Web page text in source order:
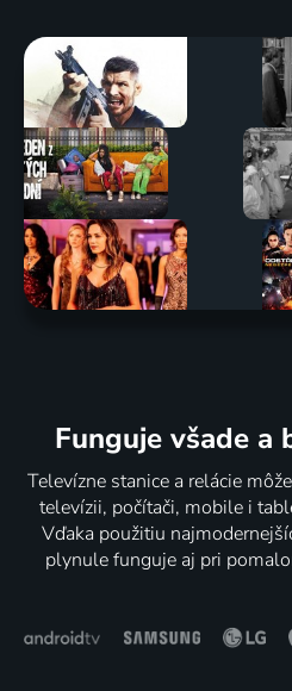
Funguje všade a
Televízne stanice a relácie
televízii, počítači, mobile i
Vďaka použitiu
plynule funguje aj pri